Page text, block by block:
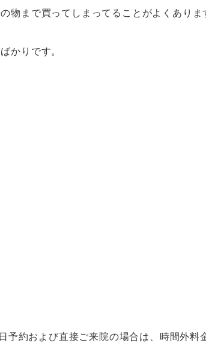
物まで買ってしまってることがよくありま
かりです。
約および直接ご来院の場合は、時間外料